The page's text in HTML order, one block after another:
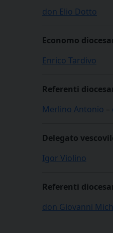
don Elio Dotto
Economo
Enrico Tardivo
Referenti
Merlino Antonio –
Delegato
Igor Violino
Referenti
don Giovanni